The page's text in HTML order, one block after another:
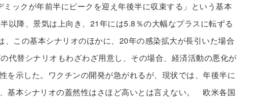
ックが年前半にピークを迎え年後半に収束する」という基本
以降、景気は上向き、21年には5.8％の大幅なプラスに転ずる
この基本シナリオのほかに、20年の感染拡大が長引いた場合
代替シナリオもわざわざ用意し、その場合、経済活動の悪化が
を示した。ワクチンの開発が急がれるが、現状では、年後半に
基本シナリオの蓋然性はさほど高いとは言えない。 欧米各国